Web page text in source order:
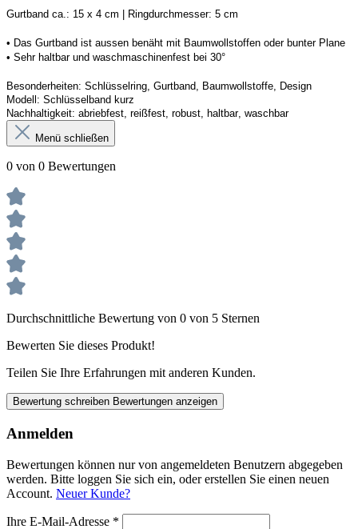
Gurtband ca.: 15 x 4 cm | Ringdurchmesser: 5 cm
• Das Gurtband ist aussen benäht mit Baumwollstoffen oder bunter Plane
• Sehr haltbar und waschmaschinenfest bei 30°
Besonderheiten: Schlüsselring, Gurtband, Baumwollstoffe, Design
Modell: Schlüsselband kurz
Nachhaltigkeit: abriebfest, reißfest, robust, haltbar, waschbar
Menü schließen
0 von 0 Bewertungen
Durchschnittliche Bewertung von 0 von 5 Sternen
Bewerten Sie dieses Produkt!
Teilen Sie Ihre Erfahrungen mit anderen Kunden.
Bewertung schreiben Bewertungen anzeigen
Anmelden
Bewertungen können nur von angemeldeten Benutzern abgegeben
werden. Bitte loggen Sie sich ein, oder erstellen Sie einen neuen
Account. Neuer Kunde?
Ihre E-Mail-Adresse *